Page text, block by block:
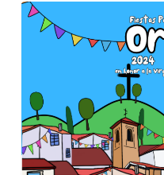
Programación
Fiestas
2024